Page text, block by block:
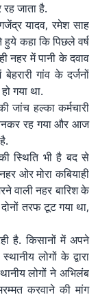
जाता है.
यादव, रमेश साह
कहा कि पिछले वर्ष
नहर में पानी के दवाव
गांव के दर्जनों
गया था.
जांच हल्का कर्मचारी
बनकर रह गया और आज
स्थिति भी है बद से
ओर मोरा कबियाही
वाली नहर बारिश के
तरफ टूट गया था,
है. किसानों में अपने
लोगों के द्वारा
लोगों ने अभिलंब
करवाने की मांग